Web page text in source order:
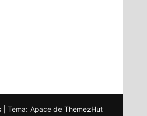
Tema: Apace de ThemezHut